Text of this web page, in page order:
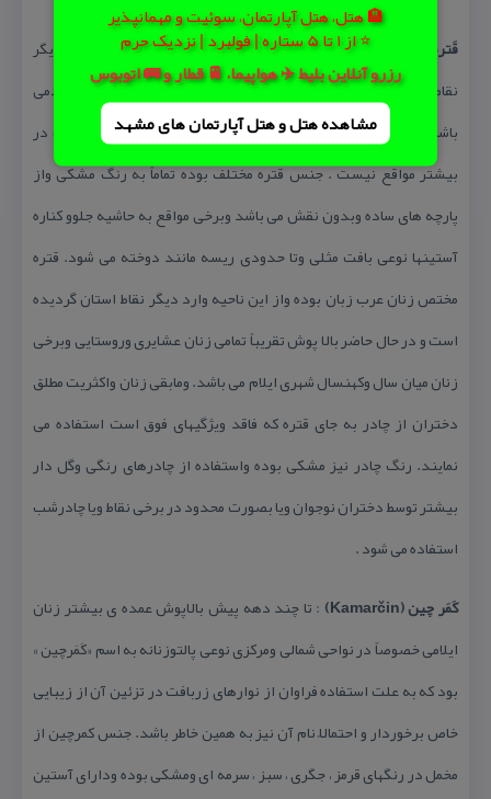
🏨 هتل، هتل آپارتمان، سوئیت و مهمانپذیر
⭐ از 1 تا 5 ستاره | فولبرد | نزدیک حرم
رزرو آنلاین بلیط ✈️ هواپیما، 🚆 قطار و 🚌 اتوبوس
مشاهده هتل و هتل‌ آپارتمان های مشهد
قَترهَ (Qatra )
: نوعی چادر زنانه است كه برخلاف چادرهای مرسوم دیگر
نقاط كشور اولاً بسیار بزرگتر بوده وثانیاً دارای مقداری استین گشادمی
باشد كه با عبور دادن دستها از آنها دیگر نیاز چندانی به كنترل آن در
بیشتر مواقع نیست . جنس قتره مختلف بوده تماماً به رنگ مشكی واز
پارچه های ساده وبدون نقش می باشد وبرخی مواقع به حاشیه جلوو كناره
آستینها نوعی بافت مثلی وتا حدودی ریسه مانند دوخته می شود. قتره
مختص زنان عرب زبان بوده واز این ناحیه وارد دیگر نقاط استان گردیده
است و در حال حاضر بالا پوش تقریباً تمامی زنان عشایری وروستایی وبرخی
زنان میان سال وكهنسال شهری ایلام می باشد. ومابقی زنان واكثریت مطلق
دختران از چادر به جای قتره كه فاقد ویژگیهای فوق است استفاده می
نمایند. رنگ چادر نیز مشكی بوده واستفاده از چادرهای رنگی وگل دار
بیشتر توسط دختران نوجوان ویا بصورت محدود در برخی نقاط ویا چادرشب
استفاده می شود .
كَمَر چین (Kamarčin)
: تا چند دهه پیش بالاپوش عمده ی بیشتر زنان
ایلامی خصوصاً در نواحی شمالی ومركزی نوعی پالتوزنانه به اسم «كَمَرچین »
بود كه به علت استفاده فراوان از نوارهای زربافت در تزئین آن از زیبایی
خاص برخوردار و احتمالاً نام آن نیز به همین خاطر باشد. جنس كمرچین از
مخمل در رنگهای قرمز ، جگری ، سبز ، سرمه ای ومشكی بوده ودارای آستین